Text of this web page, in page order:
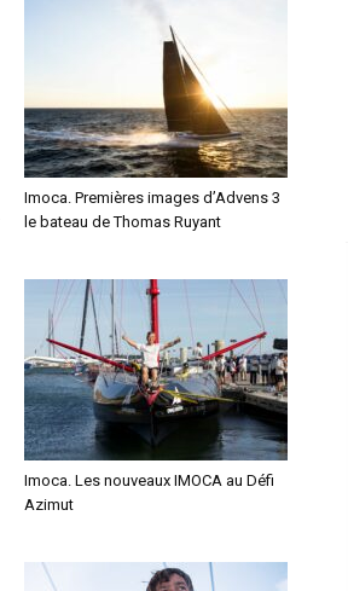
Imoca. Premières images d’Advens 3
le bateau de Thomas Ruyant
Imoca. Les nouveaux IMOCA au Défi
Azimut